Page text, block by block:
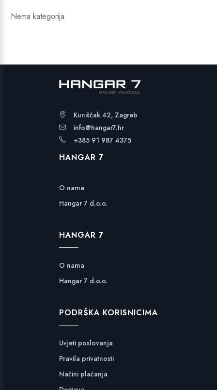
Nema kategorija
Kuniščak 42, Zagreb
info@hangar7.hr
+385 91 987 4375
HANGAR 7
O nama
Hangar 7 d.o.o.
HANGAR 7
O nama
Hangar 7 d.o.o.
PODRŠKA KORISNICIMA
Uvjeti poslovanja
Pravila privatnosti
Načini plaćanja